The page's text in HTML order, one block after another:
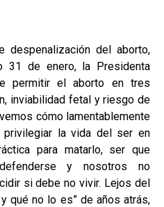
del aborto,
31 de enero, la Presidenta
permitir el aborto en tres
inviabilidad fetal y riesgo de
cómo lamentablemente
la vida del ser en
para matarlo, ser que
y nosotros no
si debe no vivir. Lejos del
qué no lo es” de años atrás,